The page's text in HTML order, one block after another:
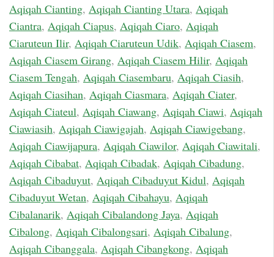
Aqiqah Cianting, Aqiqah Cianting Utara, Aqiqah
Ciantra, Aqiqah Ciapus, Aqiqah Ciaro, Aqiqah
Ciaruteun Ilir, Aqiqah Ciaruteun Udik, Aqiqah Ciasem,
Aqiqah Ciasem Girang, Aqiqah Ciasem Hilir, Aqiqah
Ciasem Tengah, Aqiqah Ciasembaru, Aqiqah Ciasih,
Aqiqah Ciasihan, Aqiqah Ciasmara, Aqiqah Ciater,
Aqiqah Ciateul, Aqiqah Ciawang, Aqiqah Ciawi, Aqiqah
Ciawiasih, Aqiqah Ciawigajah, Aqiqah Ciawigebang,
Aqiqah Ciawijapura, Aqiqah Ciawilor, Aqiqah Ciawitali,
Aqiqah Cibabat, Aqiqah Cibadak, Aqiqah Cibadung,
Aqiqah Cibaduyut, Aqiqah Cibaduyut Kidul, Aqiqah
Cibaduyut Wetan, Aqiqah Cibahayu, Aqiqah
Cibalanarik, Aqiqah Cibalandong Jaya, Aqiqah
Cibalong, Aqiqah Cibalongsari, Aqiqah Cibalung,
Aqiqah Cibanggala, Aqiqah Cibangkong, Aqiqah